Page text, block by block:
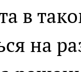
в
на